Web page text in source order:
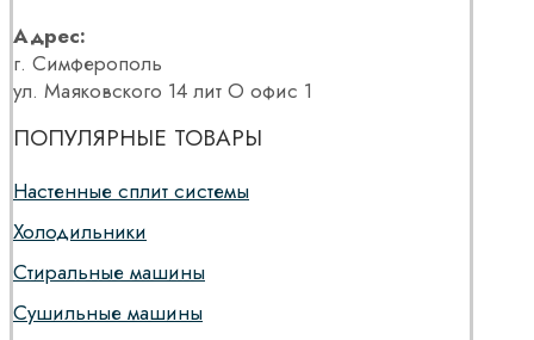
Адрес:
г. Симферополь
ул. Маяковского 14 лит О офис 1
ПОПУЛЯРНЫЕ ТОВАРЫ
Настенные сплит системы
Холодильники
Стиральные машины
Сушильные машины